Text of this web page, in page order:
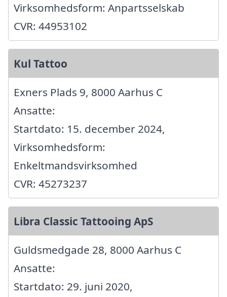
Virksomhedsform: Anpartsselskab
CVR: 44953102
Kul Tattoo
Exners Plads 9, 8000 Aarhus C
Ansatte:
Startdato: 15. december 2024,
Virksomhedsform:
Enkeltmandsvirksomhed
CVR: 45273237
Libra Classic Tattooing ApS
Guldsmedgade 28, 8000 Aarhus C
Ansatte:
Startdato: 29. juni 2020,